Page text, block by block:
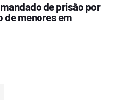
de prisão por
de menores em